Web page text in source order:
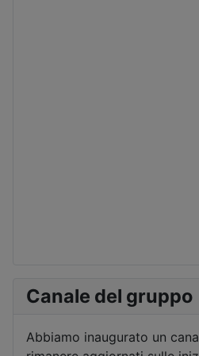
Canale del gruppo
Abbiamo inaugurato un